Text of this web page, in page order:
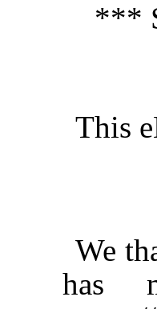
***
This
We
has